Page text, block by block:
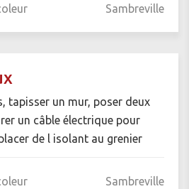
Sambreville
tapisser un mur, poser deux
un câble électrique pour
de l isolant au grenier
Sambreville